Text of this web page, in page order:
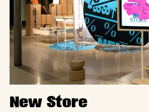
New Store